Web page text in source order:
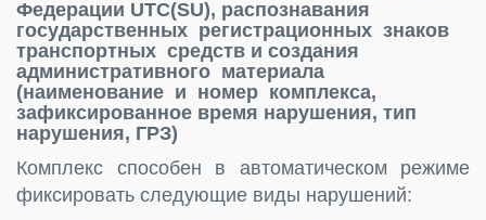
Федерации UTC(SU), распознавания
государственных регистрационных знаков
транспортных средств и создания
административного материала
(наименование и номер комплекса,
зафиксированное время нарушения, тип
нарушения, ГРЗ)
Комплекс способен в автоматическом режиме
фиксировать следующие виды нарушений: